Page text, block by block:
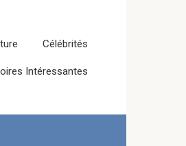
Célébrités
Intéressantes